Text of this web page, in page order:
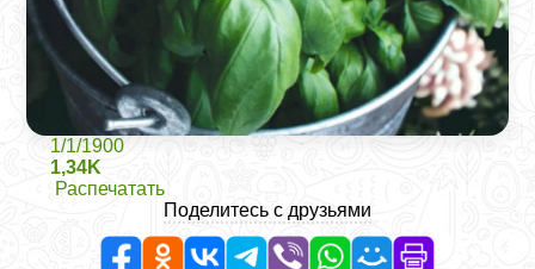
1/1/1900
1,34K
Распечатать
Поделитесь с друзьями